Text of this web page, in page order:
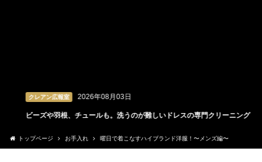
クレアン広報室 2026年08月03日
ビーズや羽根、チュールも。洗うのが難しいドレスの専門クリーニング
トップページ お手入れ 曜日で着こなすハイブランド洋服！〜メンズ編〜